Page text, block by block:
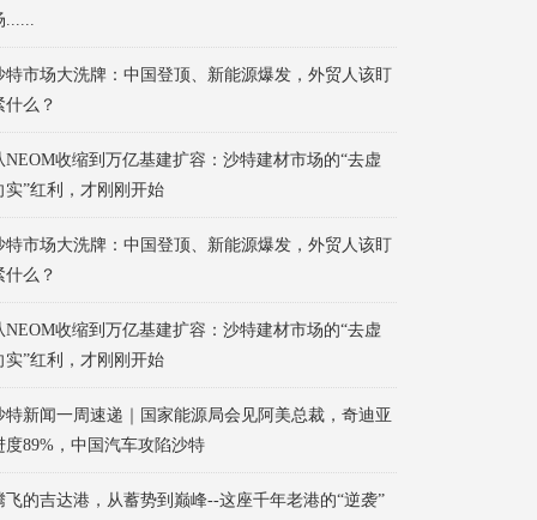
......
特市场大洗牌：中国登顶、新能源爆发，外贸人该盯
什么？
NEOM收缩到万亿基建扩容：沙特建材市场的“去虚
实”红利，才刚刚开始
特市场大洗牌：中国登顶、新能源爆发，外贸人该盯
什么？
NEOM收缩到万亿基建扩容：沙特建材市场的“去虚
实”红利，才刚刚开始
特新闻一周速递｜国家能源局会见阿美总裁，奇迪亚
度89%，中国汽车攻陷沙特
飞的吉达港，从蓄势到巅峰--这座千年老港的“逆袭”